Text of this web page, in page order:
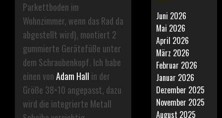
Parkettboden im
Wohnzimmer, wenn das Rad da
abgestellt wird), montiert 2
gummierte Gerätefüße unter
dem Schraubenkopf. Ich habe
einen vonAdam Hall in der
Größe 38×10 angepasst, dazu
wird die integrierte Metall
Juni 2026
Mai 2026
April 2026
März 2026
Februar 2026
Januar 2026
Dezember 2025
November 2025
August 2025